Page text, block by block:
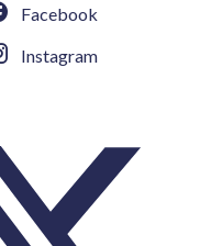
Facebook
Instagram